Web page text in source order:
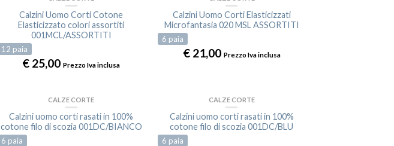
ESAURITO
Calzini Uomo Corti Cotone
Elasticizzato colori assortiti
001MCL/ASSORTITI
12 paia
€ 25,00 Prezzo Iva inclusa
Calzini Uomo Corti Elasticizzati
Microfantasia 020 MSL ASSORTITI
6 paia
€21,00 Prezzo Iva inclusa
CALZE CORTE
Calzini uomo corti rasati in 100%
cotone filo di scozia 001DC/BIANCO
6 paia
CALZE CORTE
Calzini uomo corti rasati in 100%
cotone filo di scozia 001DC/BLU
6 paia